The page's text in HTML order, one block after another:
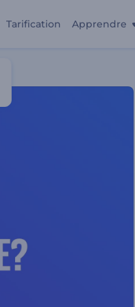
Tarification Apprendre